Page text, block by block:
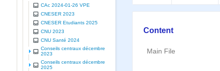
CAc 2024-01-26 VPE
CNESER 2023
CNESER Etudiants 2025
CNU 2023
CNU Santé 2024
Conseils centraux décembre
2023
Conseils centraux décembre
2025
Content
Main File